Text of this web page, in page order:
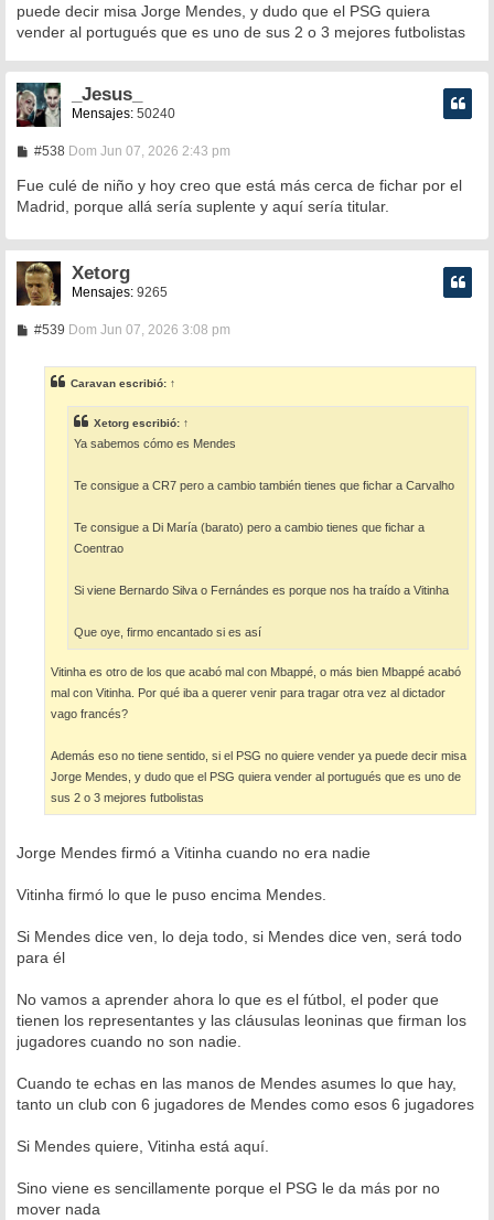
puede decir misa Jorge Mendes, y dudo que el PSG quiera
vender al portugués que es uno de sus 2 o 3 mejores futbolistas
_Jesus_
Mensajes: 50240
#538M
n
s
a
e
Dom Jun 07, 2026 2:43 pm
Fue culé de niño y hoy creo que está más cerca de fichar por el
Madrid, porque allá sería suplente y aquí sería titular.
Xetorg
Mensajes: 9265
#539M
s
a
Dom Jun 07, 2026 3:08 pm
Caravan escribió: ↑
Xetorg escribió: ↑
Ya sabemos cómo es Mendes
Te consigue a CR7 pero a cambio también tienes que fichar a Carvalho
Te consigue a Di María (barato) pero a cambio tienes que fichar a
Coentrao
Si viene Bernardo Silva o Fernándes es porque nos ha traído a Vitinha
Que oye, firmo encantado si es así
Vitinha es otro de los que acabó mal con Mbappé, o más bien Mbappé acabó
mal con Vitinha. Por qué iba a querer venir para tragar otra vez al dictador
vago francés?
Además eso no tiene sentido, si el PSG no quiere vender ya puede decir misa
Jorge Mendes, y dudo que el PSG quiera vender al portugués que es uno de
sus 2 o 3 mejores futbolistas
Jorge Mendes firmó a Vitinha cuando no era nadie
Vitinha firmó lo que le puso encima Mendes.
Si Mendes dice ven, lo deja todo, si Mendes dice ven, será todo
para él
No vamos a aprender ahora lo que es el fútbol, el poder que
tienen los representantes y las cláusulas leoninas que firman los
jugadores cuando no son nadie.
Cuando te echas en las manos de Mendes asumes lo que hay,
tanto un club con 6 jugadores de Mendes como esos 6 jugadores
Si Mendes quiere, Vitinha está aquí.
Sino viene es sencillamente porque el PSG le da más por no
mover nada